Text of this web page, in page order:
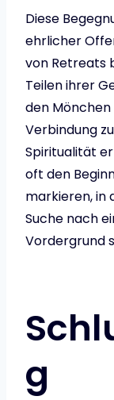
Diese
ehrlicher
von Retreats
Teilen ihrer
den
Verbindung
Spiritualität
oft den
markieren, in
Suche nach
Vordergrund
g